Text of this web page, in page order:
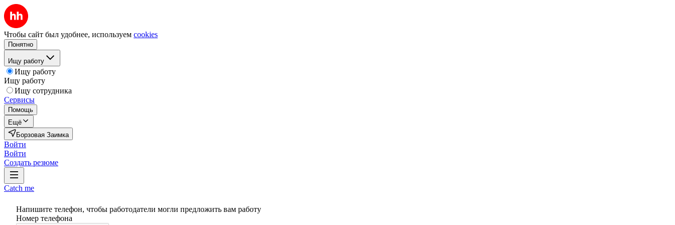
Чтобы сайт был удобнее, используем cookies
Понятно
Ищу работу
Ищу работу
Ищу работу
Ищу сотрудника
Сервисы
Помощь
Ещё
Борзовая Заимка
Войти
Войти
Создать резюме
Catch me
Напишите телефон, чтобы работодатели могли предложить вам работу
Номер телефона